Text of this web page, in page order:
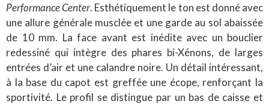
Performance Center. Esthétiquement le ton est donné avec
une allure générale musclée et une garde au sol abaissée
de 10 mm. La face avant est inédite avec un bouclier
redessiné qui intègre des phares bi-Xénons, de larges
entrées d’air et une calandre noire. Un détail intéressant,
à la base du capot est greffée une écope, renforçant la
sportivité. Le profil se distingue par un bas de caisse et